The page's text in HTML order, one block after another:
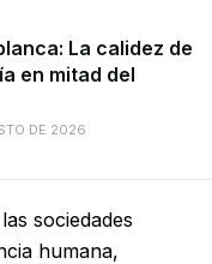
La calidez de
en mitad del
DE 2026
sociedades
humana,